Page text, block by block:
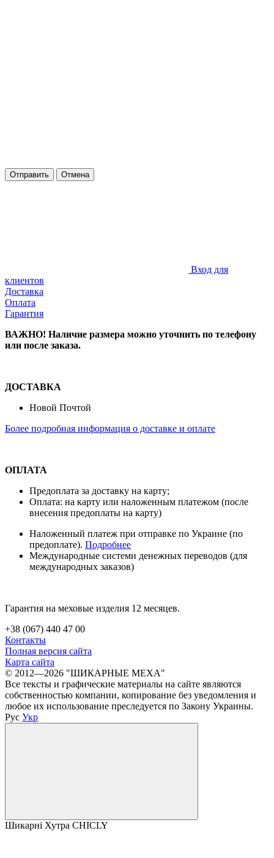
Отправить Отмена
Вход для
клиентов
Доставка
Оплата
Гарантия
ВАЖНО! Наличие размера можно уточнить по телефону
или после заказа.
ДОСТАВКА
Новой Почтой
Более подробная информация о доставке и оплате
ОПЛАТА
Предоплата за доставку на карту;
Оплата: на карту или наложенным платежом (после
внесения предоплаты на карту)
Наложенный платеж при отправке по Украине (по
предоплате). Подробнее
Международные системи денежных переводов (для
международных заказов)
Гарантия на меховые изделия 12 месяцев.
+38 (067) 440 47 00
Контакты
Полная версия сайта
Карта сайта
© 2012—2026 "ШИКАРНЫЕ МЕХА"
Все тексты и графические материалы на сайте являются
собственностью компании, копирование без уведомления и
любое их использование преследуется по Закону Украины.
Рус Укр
Шикарні Хутра CHICLY